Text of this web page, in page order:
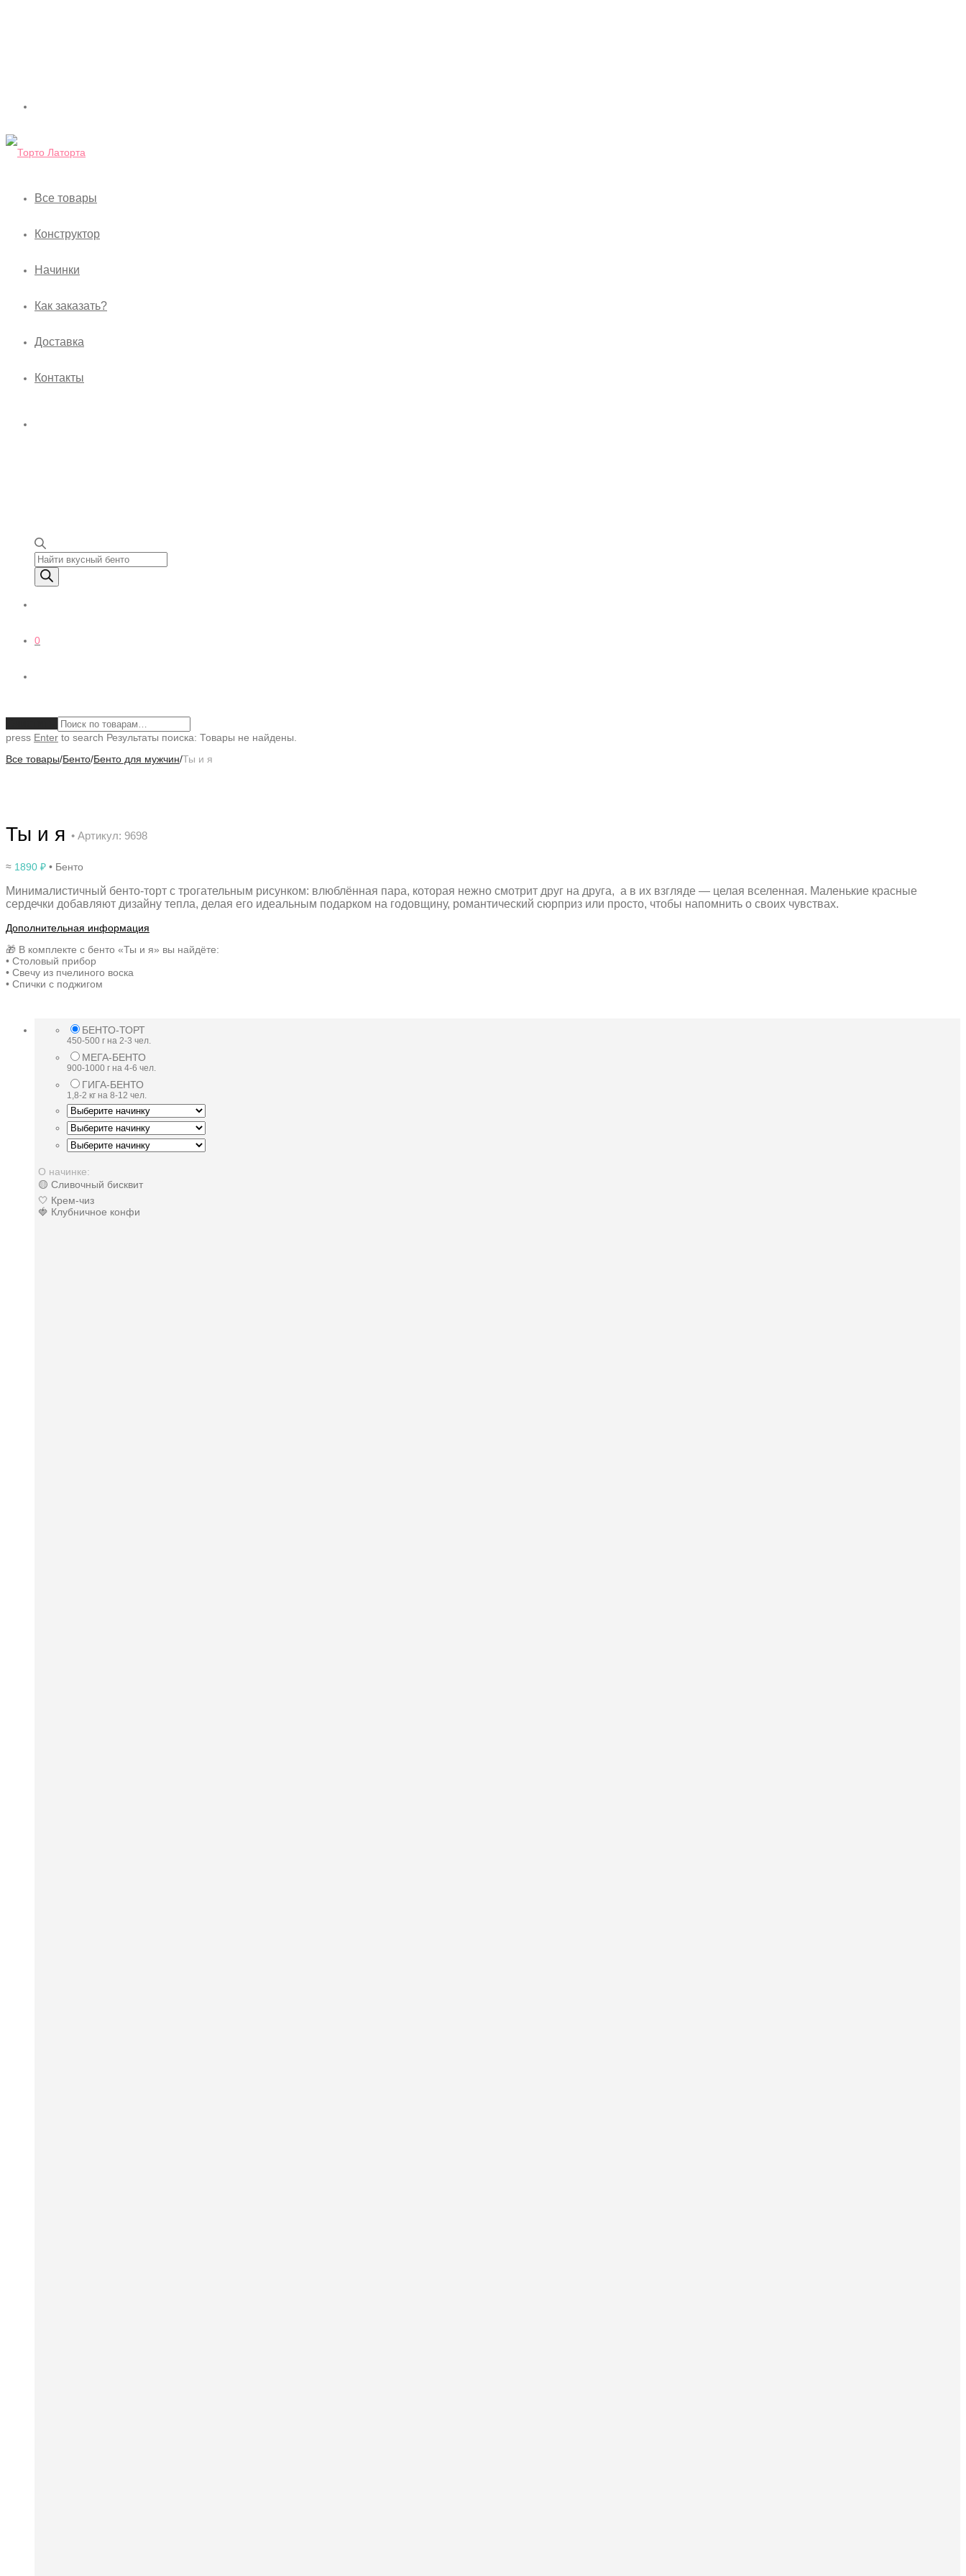
Все товары
Конструктор
Начинки
Как заказать?
Доставка
Контакты
Поиск товаров
0
press Enter to search Результаты поиска: Товары не найдены.
Все товары/Бенто/Бенто для мужчин/Ты и я
Ты и я • Артикул: 9698
≈ 1890 ₽ • Бенто
Минималистичный бенто-торт с трогательным рисунком: влюблённая пара, которая нежно смотрит друг на друга, а в их взгляде — целая вселенная. Маленькие красные
сердечки добавляют дизайну тепла, делая его идеальным подарком на годовщину, романтический сюрприз или просто, чтобы напомнить о своих чувствах.
Дополнительная информация
🎁 В комплекте с бенто «Ты и я» вы найдёте:
• Столовый прибор
• Свечу из пчелиного воска
• Спички с поджигом
БЕНТО-ТОРТ
450-500 г на 2-3 чел.
МЕГА-БЕНТО
900-1000 г на 4-6 чел.
ГИГА-БЕНТО
1,8-2 кг на 8-12 чел.
О начинке:
🟡 Сливочный бисквит
🤍 Крем-чиз
🍓 Клубничное конфи